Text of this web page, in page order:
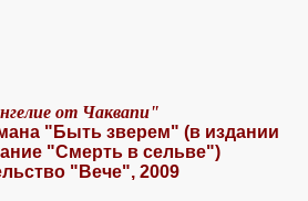
от Чаквапи"
"Быть зверем" (в издании
"Смерть в сельве")
"Вече", 2009